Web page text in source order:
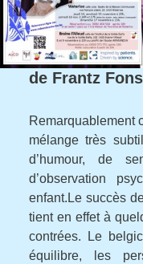
de Frantz
Remarquablement
mélange très
d’humour, de
d’observation
enfant.Le succès
tient en effet à
contrées. Le
équilibre, les